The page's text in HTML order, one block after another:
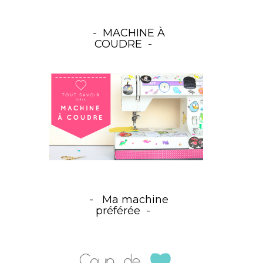
MACHINE À
COUDRE
Ma machine
préférée